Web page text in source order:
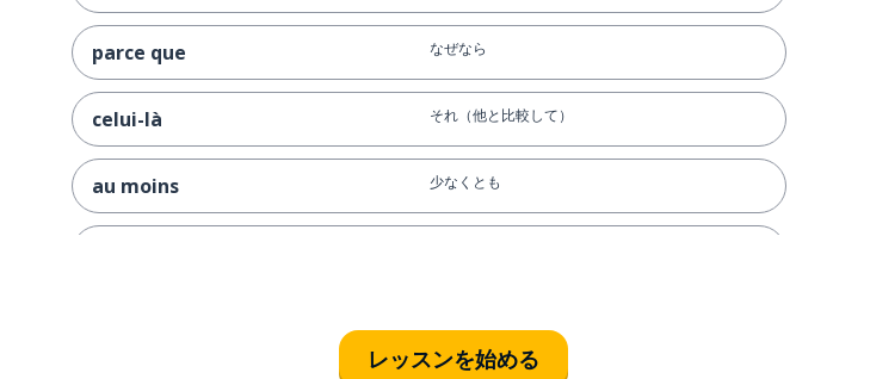
parce que なぜなら
celui-là それ（他と比較して）
au moins 少なくとも
レッスンを始める